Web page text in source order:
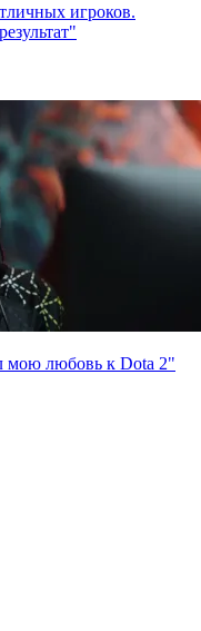
игроков.
мою любовь к Dota 2"